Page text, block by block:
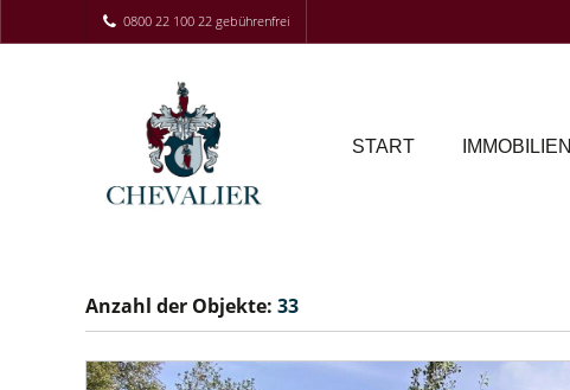
0800 22 100 22 gebührenfrei
START IMMOBILIEN
Anzahl der Objekte: 33